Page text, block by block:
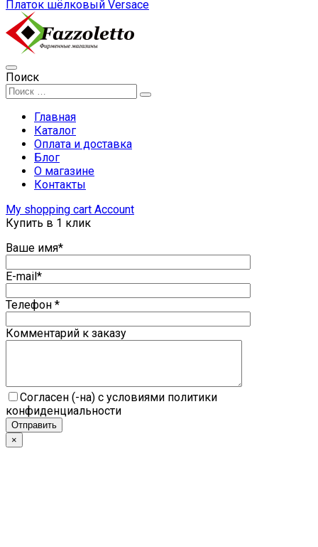
Платок шёлковый Versace
Поиск
Главная
Каталог
Оплата и доставка
Блог
О магазине
Контакты
My shopping cart Account
Купить в 1 клик
Ваше имя*
E-mail*
Телефон *
Комментарий к заказу
Согласен (-на) с условиями политики
конфиденциальности
×